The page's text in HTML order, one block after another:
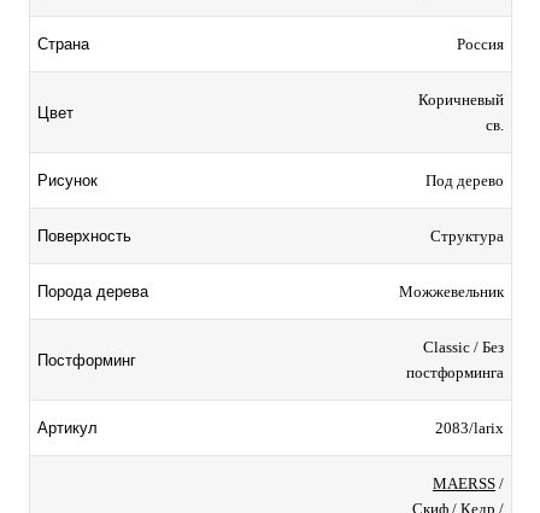
Страна Россия
Цвет
Коричневый
св.
Рисунок Под дерево
Поверхность Структура
Порода дерева Можжевельник
Постформинг
Classic / Без
постформинга
Артикул 2083/larix
MAERSS /
Скиф / Кедр /